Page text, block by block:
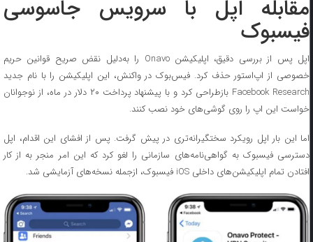
مقابله اپل با سرویس جاسوسی
فیسبوک
اپل پس از بررسی دقیق، اپلیکیشن Onavo را به‌دلیل نقض صریح قوانین حریم
خصوصی از اپ‌استور حذف کرد. فیس‌بوک در واکنش، این اپلیکیشن را با نام جدید
Facebook Research بازطراحی کرد و با پیشنهاد پرداخت ۲۰ دلار در ماه، از نوجوانان
خواست این اپ را روی گوشی‌های خود نصب کنند.
اما این بار اپل رویکرد سختگیرانه‌تری در پیش گرفت. پس از افشای این اقدام، اپل
دسترسی فیسبوک به گواهی‌نامه‌های سازمانی را لغو کرد که این امر منجر به از کار
افتادن تمام اپلیکیشن‌های داخلی iOS فیسبوک، ازجمله نسخه‌های آزمایشی شد.